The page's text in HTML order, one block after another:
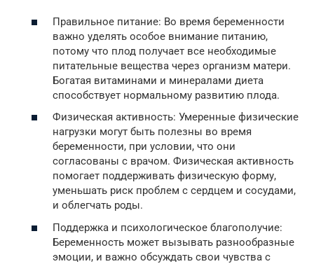
Правильное питание: Во время беременности
важно уделять особое внимание питанию,
потому что плод получает все необходимые
питательные вещества через организм матери.
Богатая витаминами и минералами диета
способствует нормальному развитию плода.
Физическая активность: Умеренные физические
нагрузки могут быть полезны во время
беременности, при условии, что они
согласованы с врачом. Физическая активность
помогает поддерживать физическую форму,
уменьшать риск проблем с сердцем и сосудами,
и облегчать роды.
Поддержка и психологическое благополучие:
Беременность может вызывать разнообразные
эмоции, и важно обсуждать свои чувства с